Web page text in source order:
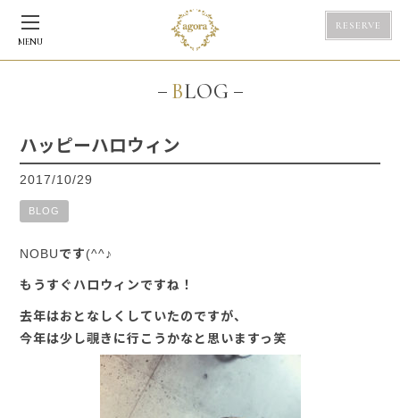
MENU
RESERVE
BLOG
ハッピーハロウィン
2017/10/29
BLOG
NOBUです(^^♪
もうすぐハロウィンですね！
去年はおとなしくしていたのですが、
今年は少し覗きに行こうかなと思いますっ笑